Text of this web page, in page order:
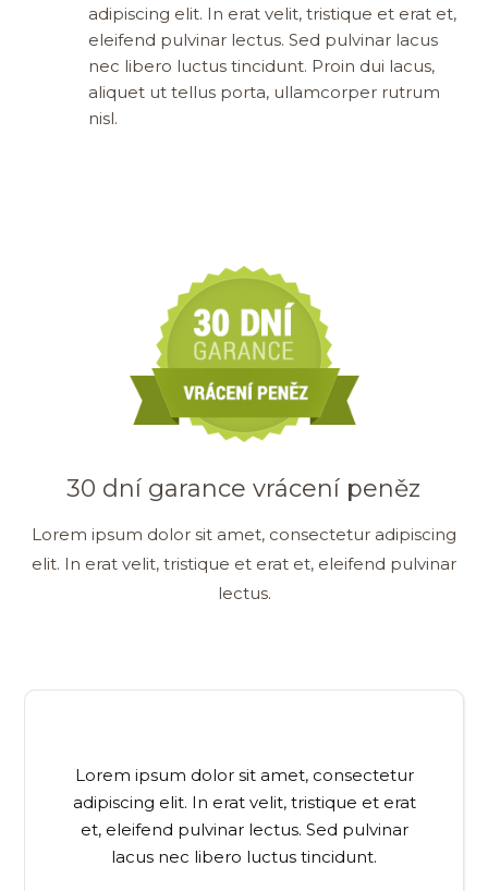
adipiscing elit. In erat velit, tristique et erat et,
eleifend pulvinar lectus. Sed pulvinar lacus
nec libero luctus tincidunt. Proin dui lacus,
aliquet ut tellus porta, ullamcorper rutrum
nisl.
30 dní garance vrácení peněz
Lorem ipsum dolor sit amet, consectetur adipiscing
elit. In erat velit, tristique et erat et, eleifend pulvinar
lectus.
Lorem ipsum dolor sit amet, consectetur
adipiscing elit. In erat velit, tristique et erat
et, eleifend pulvinar lectus. Sed pulvinar
lacus nec libero luctus tincidunt.